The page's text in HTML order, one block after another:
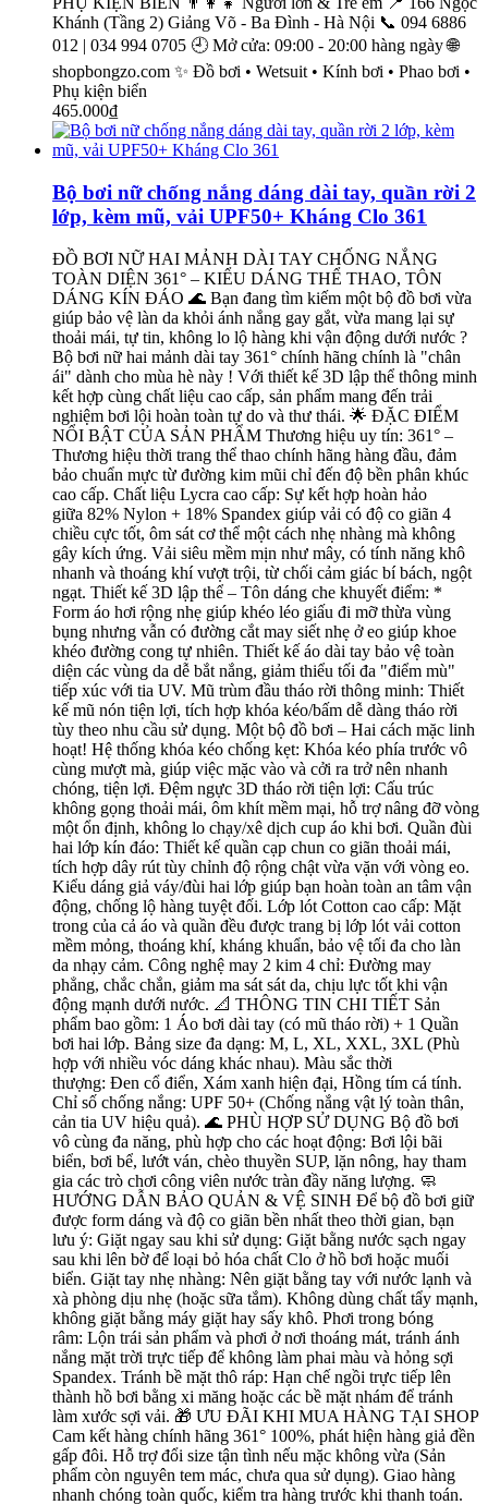
Khánh (Tầng 2) Giảng Võ - Ba Đình - Hà Nội 📞 094 6886
012 | 034 994 0705 🕘 Mở cửa: 09:00 - 20:00 hàng ngày 🌐
shopbongzo.com ✨ Đồ bơi • Wetsuit • Kính bơi • Phao bơi •
Phụ kiện biển
465.000₫
Bộ bơi nữ chống nắng dáng dài tay, quần rời 2
lớp, kèm mũ, vải UPF50+ Kháng Clo 361
ĐỒ BƠI NỮ HAI MẢNH DÀI TAY CHỐNG NẮNG
TOÀN DIỆN 361° – KIỂU DÁNG THỂ THAO, TÔN
DÁNG KÍN ĐÁO 🌊 Bạn đang tìm kiếm một bộ đồ bơi vừa
giúp bảo vệ làn da khỏi ánh nắng gay gắt, vừa mang lại sự
thoải mái, tự tin, không lo lộ hàng khi vận động dưới nước ?
Bộ bơi nữ hai mảnh dài tay 361° chính hãng chính là "chân
ái" dành cho mùa hè này ! Với thiết kế 3D lập thể thông minh
kết hợp cùng chất liệu cao cấp, sản phẩm mang đến trải
nghiệm bơi lội hoàn toàn tự do và thư thái. 🌟 ĐẶC ĐIỂM
NỔI BẬT CỦA SẢN PHẨM Thương hiệu uy tín: 361° –
Thương hiệu thời trang thể thao chính hãng hàng đầu, đảm
bảo chuẩn mực từ đường kim mũi chỉ đến độ bền phân khúc
cao cấp. Chất liệu Lycra cao cấp: Sự kết hợp hoàn hảo
giữa 82% Nylon + 18% Spandex giúp vải có độ co giãn 4
chiều cực tốt, ôm sát cơ thể một cách nhẹ nhàng mà không
gây kích ứng. Vải siêu mềm mịn như mây, có tính năng khô
nhanh và thoáng khí vượt trội, từ chối cảm giác bí bách, ngột
ngạt. Thiết kế 3D lập thể – Tôn dáng che khuyết điểm: *
Form áo hơi rộng nhẹ giúp khéo léo giấu đi mỡ thừa vùng
bụng nhưng vẫn có đường cắt may siết nhẹ ở eo giúp khoe
khéo đường cong tự nhiên. Thiết kế áo dài tay bảo vệ toàn
diện các vùng da dễ bắt nắng, giảm thiểu tối đa "điểm mù"
tiếp xúc với tia UV. Mũ trùm đầu tháo rời thông minh: Thiết
kế mũ nón tiện lợi, tích hợp khóa kéo/bấm dễ dàng tháo rời
tùy theo nhu cầu sử dụng. Một bộ đồ bơi – Hai cách mặc linh
hoạt! Hệ thống khóa kéo chống kẹt: Khóa kéo phía trước vô
cùng mượt mà, giúp việc mặc vào và cởi ra trở nên nhanh
chóng, tiện lợi. Đệm ngực 3D tháo rời tiện lợi: Cấu trúc
không gọng thoải mái, ôm khít mềm mại, hỗ trợ nâng đỡ vòng
một ổn định, không lo chạy/xê dịch cup áo khi bơi. Quần đùi
hai lớp kín đáo: Thiết kế quần cạp chun co giãn thoải mái,
tích hợp dây rút tùy chỉnh độ rộng chật vừa vặn với vòng eo.
Kiểu dáng giả váy/đùi hai lớp giúp bạn hoàn toàn an tâm vận
động, chống lộ hàng tuyệt đối. Lớp lót Cotton cao cấp: Mặt
trong của cả áo và quần đều được trang bị lớp lót vải cotton
mềm mỏng, thoáng khí, kháng khuẩn, bảo vệ tối đa cho làn
da nhạy cảm. Công nghệ may 2 kim 4 chỉ: Đường may
phẳng, chắc chắn, giảm ma sát sát da, chịu lực tốt khi vận
động mạnh dưới nước. 📐 THÔNG TIN CHI TIẾT Sản
phẩm bao gồm: 1 Áo bơi dài tay (có mũ tháo rời) + 1 Quần
bơi hai lớp. Bảng size đa dạng: M, L, XL, XXL, 3XL (Phù
hợp với nhiều vóc dáng khác nhau). Màu sắc thời
thượng: Đen cổ điển, Xám xanh hiện đại, Hồng tím cá tính.
Chỉ số chống nắng: UPF 50+ (Chống nắng vật lý toàn thân,
cản tia UV hiệu quả). 🌊 PHÙ HỢP SỬ DỤNG Bộ đồ bơi
vô cùng đa năng, phù hợp cho các hoạt động: Bơi lội bãi
biển, bơi bể, lướt ván, chèo thuyền SUP, lặn nông, hay tham
gia các trò chơi công viên nước tràn đầy năng lượng. 🧼
HƯỚNG DẪN BẢO QUẢN & VỆ SINH Để bộ đồ bơi giữ
được form dáng và độ co giãn bền nhất theo thời gian, bạn
lưu ý: Giặt ngay sau khi sử dụng: Giặt bằng nước sạch ngay
sau khi lên bờ để loại bỏ hóa chất Clo ở hồ bơi hoặc muối
biển. Giặt tay nhẹ nhàng: Nên giặt bằng tay với nước lạnh và
xà phòng dịu nhẹ (hoặc sữa tắm). Không dùng chất tẩy mạnh,
không giặt bằng máy giặt hay sấy khô. Phơi trong bóng
râm: Lộn trái sản phẩm và phơi ở nơi thoáng mát, tránh ánh
nắng mặt trời trực tiếp để không làm phai màu và hỏng sợi
Spandex. Tránh bề mặt thô ráp: Hạn chế ngồi trực tiếp lên
thành hồ bơi bằng xi măng hoặc các bề mặt nhám để tránh
làm xước sợi vải. 🎁 ƯU ĐÃI KHI MUA HÀNG TẠI SHOP
Cam kết hàng chính hãng 361° 100%, phát hiện hàng giả đền
gấp đôi. Hỗ trợ đổi size tận tình nếu mặc không vừa (Sản
phẩm còn nguyên tem mác, chưa qua sử dụng). Giao hàng
nhanh chóng toàn quốc, kiểm tra hàng trước khi thanh toán.